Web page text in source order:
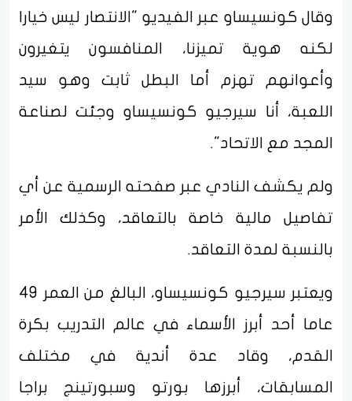
وقال كونسيساو عبر الفيديو "الانتصار ليس خيارا
لكنه هوية تميزنا، المنافسون يتغيرون
وأعوانهم تهزم أما البطل ثابت وهو سيد
اللعبة، أنا سيرجيو كونسيساو وجئت لصناعة
المجد مع الاتحاد".
ولم يكشف النادي عبر صفحته الرسمية عن أي
تفاصيل مالية خاصة بالتعاقد، وكذلك الأمر
بالنسبة لمدة التعاقد.
ويعتبر سيرجيو كونسيساو، البالغ من العمر 49
عاما أحد أبرز الأسماء في عالم التدريب بكرة
القدم، وقاد عدة أندية في مختلف
المسابقات، أبرزها بورتو وسبورتينج براجا